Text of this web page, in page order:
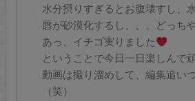
水分摂りすぎるとお腹壊すし、
唇が砂漠化するし、、、どっち
あっ、イチゴ実りました
ということで今日一日楽しんで
動画は撮り溜めして、編集追い
（笑）